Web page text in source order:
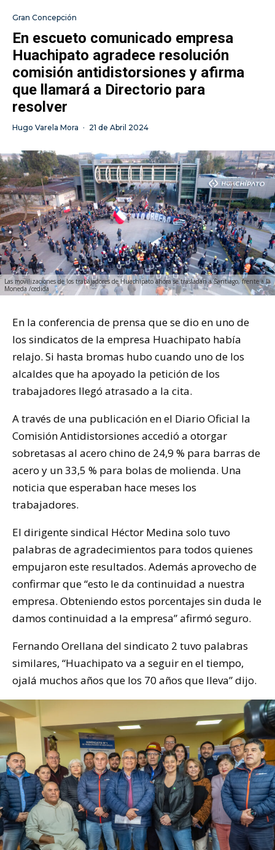
Gran Concepción
En escueto comunicado empresa
Huachipato agradece resolución
comisión antidistorsiones y afirma
que llamará a Directorio para
resolver
Hugo Varela Mora · 21 de Abril 2024
Las movilizaciones de los trabajadores de Huachipato ahora se trasladan a Santiago, frente a la
Moneda /cedida
En la conferencia de prensa que se dio en uno de
los sindicatos de la empresa Huachipato había
relajo. Si hasta bromas hubo cuando uno de los
alcaldes que ha apoyado la petición de los
trabajadores llegó atrasado a la cita.
A través de una publicación en el Diario Oficial la
Comisión Antidistorsiones accedió a otorgar
sobretasas al acero chino de 24,9 % para barras de
acero y un 33,5 % para bolas de molienda. Una
noticia que esperaban hace meses los
trabajadores.
El dirigente sindical Héctor Medina solo tuvo
palabras de agradecimientos para todos quienes
empujaron este resultados. Además aprovecho de
confirmar que “esto le da continuidad a nuestra
empresa. Obteniendo estos porcentajes sin duda le
damos continuidad a la empresa” afirmó seguro.
Fernando Orellana del sindicato 2 tuvo palabras
similares, “Huachipato va a seguir en el tiempo,
ojalá muchos años que los 70 años que lleva” dijo.